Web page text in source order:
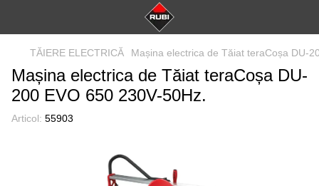
TĂIERE ELECTRICĂ Mașina electrica de Tăiat teraCoșa DU-
Mașina electrica de Tăiat teraCoșa DU-
200 EVO 650 230V-50Hz.
Articol: 55903